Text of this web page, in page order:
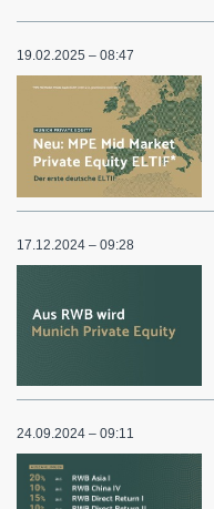
19.02.2025 – 08:47
17.12.2024 – 09:28
24.09.2024 – 09:11